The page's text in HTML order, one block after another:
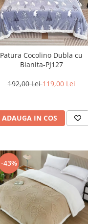
Patura Cocolino Dubla cu
Blanita-PJ127
192,00 Lei119,00 Lei
ADAUGA IN COS
-43%